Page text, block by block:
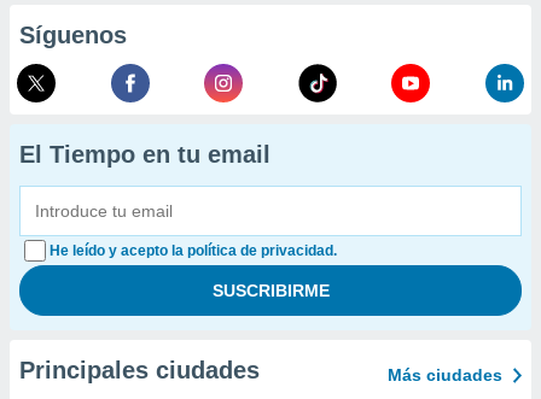
Síguenos
El Tiempo en tu email
He leído y acepto la política de privacidad.
Principales ciudades Más ciudades